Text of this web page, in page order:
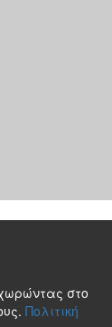
στο
Πολιτική